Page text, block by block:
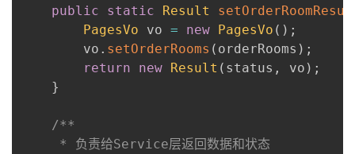
public
static Result
PagesVo vo = new PagesVo ( ) ;
        vo
. setOrderRooms ( orderRooms ) ;
return
new Result ( status , vo ) ;
}
/**
     * 负责给Service层返回数据和状态